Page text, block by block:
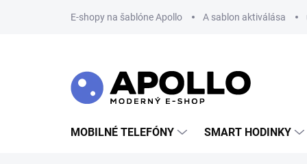
E-shopy na šablóne Apollo A sablon aktiválása
MOBILNÉ TELEFÓNY SMART HODINKY